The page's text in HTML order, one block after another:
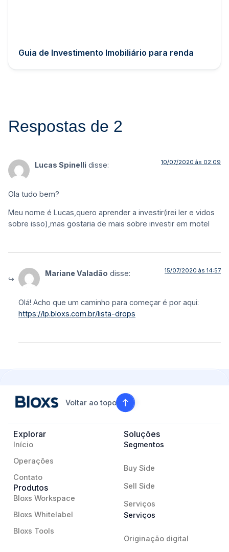
Guia de Investimento Imobiliário para renda
Respostas de 2
Lucas Spinelli disse: 10/07/2020 às 02:09
Ola tudo bem?
Meu nome é Lucas,quero aprender a investir(irei ler e vidos
sobre isso),mas gostaria de mais sobre investir em motel
Mariane Valadão disse: 15/07/2020 às 14:57
Olá! Acho que um caminho para começar é por aqui:
https://lp.bloxs.com.br/lista-drops
Voltar ao topo
Explorar
Início
Operações
Contato
Produtos
Bloxs Workspace
Bloxs Whitelabel
Bloxs Tools
Soluções
Segmentos
Buy Side
Sell Side
Serviços
Serviços
Originação digital